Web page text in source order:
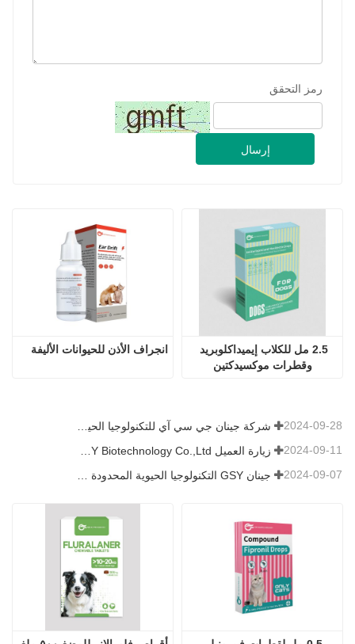
رمز التحقق
إرسال
انجراف الأذن للحيوانات الأليفة
وقطرات موكسيدكتين
2024-09-28
2024-09-11
جينان GSY التكنولوجيا الحيوية المحدودة في معرض نانجينغ VIV 2024-09-07